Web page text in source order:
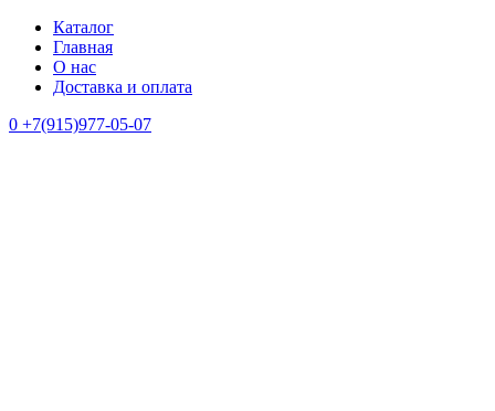
Каталог
Главная
О нас
Доставка и оплата
0 +7(915)977-05-07